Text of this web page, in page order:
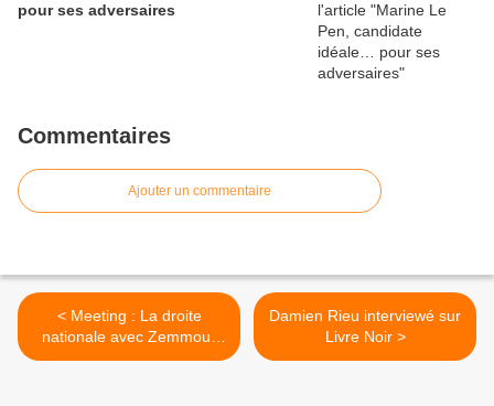
pour ses adversaires
Commentaires
Ajouter un commentaire
< Meeting : La droite
nationale avec Zemmour
samedi 12 mars
Damien Rieu interviewé sur
Livre Noir >